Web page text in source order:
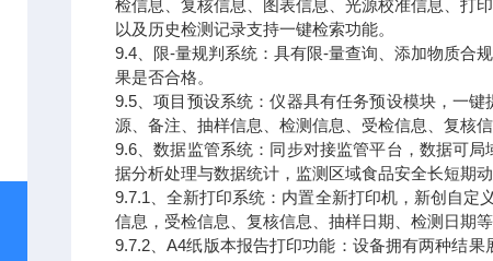
检信息、复核信息、图表信息、光源校准信息、打
以及历史检测记录支持一键检索功能。
9.4、限-量规判系统：具有限-量查询、添加物质合
果是否合格。
9.5、项目预设系统：仪器具有任务预设模块，一
源、备注、抽样信息、检测信息、受检信息、复核
9.6、数据监管系统：同步对接监管平台，数据可
据分析处理与数据统计，监测区域食品安全长短期
9.7.1、全新打印系统：内置全新打印机，新创自定
信息，受检信息、复核信息、抽样日期、检测日期等
9.7.2、A4纸版本报告打印功能：设备拥有两种结